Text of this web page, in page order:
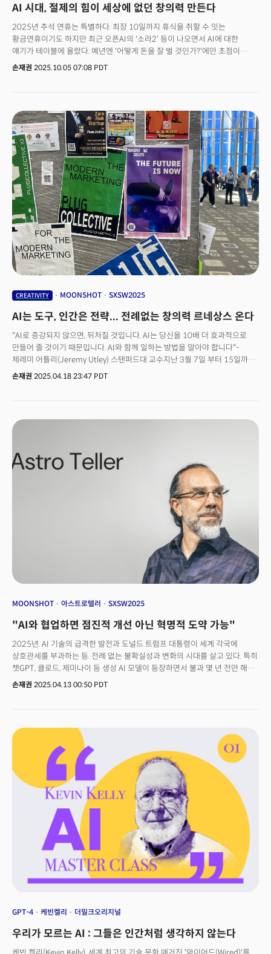
AI 시대, 절제의 힘이 세상에 없던 창의력 만든다
2025년 추석 연휴는 특별하다. 최장 10일까지 휴식을 취할 수 잇는
황금연휴이기도 하지만 최근 오픈AI의 '소라2' 등이 나오면서 AI에 대한
얘기가 테이블에 올랐다. 예년엔 '어떻게 돈을 잘 벌 것인가?'에만 초점이
맞춰졌다면 올해는 "챗GPT가 우리 아이 숙제를 다 해준다", "AI 때문에
어떻게 해야 할까? 인간과 AI는 어떻게 차별화될 수 있을까? 더밀크는 이
질문에 답하기 위해 세계적 뇌과학자로 떠오르고 있는 정누리 조지아공대
박사를 만났다. 정 박사는 지난 4월 과학계 최고 권위지인 네이처(Nature)
지에 "목표 특정적 해마 억제가 학습을 조절한다(Goal-specific
hippocampal inhibition gates learning)"는 논문을 발표, 큰 주목을 받았다.
네이처지는 "그의 연구가 뇌가 중요한 정보를 어떻게 선택적으로 기억하는지
그 메커니즘을 밝혀냈다"고 주목했다. 정 박사가 밝혀낸 뇌가 정보를
선택적으로 기억하는 기재의 핵심은 '억제'다. 뇌의 억제성 뉴런이 중요한
순간에 활동을 감소시키면서 오히려 그 순간에 대한 강한 기억이 형성된다는
것이다. 마치 음악에서 쉼표가 다음 악절을 더 돋보이게 하듯, 뇌는 '멈춤'을
통해 중요한 것을 선택한다. 이 발견은 단순히 쥐의 학습 메커니즘을 밝힌 것을
넘어, AI 시대 인간 고유의 능력이 무엇인지에 대한 근본적 통찰을 제공,
주목을 받고 있다. 더밀크와 정누리 교수와의 대담은 뇌과학 연구실을 넘어 AI
시대의 교육, 한국 사회의 구조적 한계, 그리고 미래 세대를 위한 대안까지
검색하지만, 인간의 뇌는 무엇이 중요한지를 선택한다. 그리고 이 선택 능력의
던지며, 다른 관점으로 전환하는 능력, 이것이 AI가 쉽게 따라할 수 없는 인간
고유의 창의성이다.하지만 챗GPT에 과도하게 의존하면 이 억제 능력이
약화될 수 있다. 특히 질문하지 않는 한국의 교육 문화와 AI 의존성이 결합될
때, 그 위험성은 배가된다. 순천에서 태어나 단신으로 미국 유학을 떠나
네이처급 과학자가 된 정누리 교수는 이제 '스파이 훈련소'라는 독특한
워크샵을 통해 억제의 힘을 훈련시키는 방법을 제시한다. 추석 연휴, 가족들과
손재권 2025.10.05 07:08 PDT
CREATIVITY MOONSHOT SXSW2025
AI는 도구, 인간은 전략... 전례없는 창의력 르네상스 온다
"AI로 증강되지 않으면, 뒤처질 것입니다. AI는 당신을 10배 더 효과적으로
만들어 줄 것이기 때문입니다. AI와 함께 일하는 방법을 알아야 합니다"-
제레미 어틀리(Jeremy Utley) 스탠퍼드대 교수지난 3월 7일 부터 15일까지
미 텍사스주 오스틴에서 열린 SXSW(사우스바이사우스웨스트)2025. 매년
및 기술) 부문이 추가되면서 SXSW는 음악뿐만 아니라 영화와 기술 분야까지
아우르는 종합 문화 축제로 성장했다. '기술 컨퍼런스(쇼케이스)'나 '뮤직
(2025년)도 새 스타트업, 독립 예술가, 유명 연예인, 기술 혁신가 등이
한자리에 모여 각 분야의 경계를 허물고 새로운 창의적 협업이 이루어지는
혁신의 장이었다. 여기에 코로나 팬데믹 이후엔 기술 중심의 미래를 예측하는
이벤트로 자리매김했다. 세계적으로 유명한 미래학자들과 기술 전문가들이
총출동한다. 에이미 웹 FTSG 대표, 스캇 갤러웨이 뉴욕대 교수 등이 다가올
혁신적 변화에 대해 인사이트를 제시했다. 특히 올해 SXSW에서는
오픈AI(챗GPT), 엔트로픽(클로드), 구글(제미나이), 퍼플릭시티 등
거대언어모델(LLM) 기술이 급격히 발전하고 있는 가운데 '인간의 역할'은
무엇이며 AI 시대에 '창의성'은 어떻게 발현되는가에 대한 논의가 집중적으로
제기됐다. 과거 SXSW가 기술 혁신 자체에 초점을 맞췄다면, 2025년
세션들은 기술이 인간 경험을 어떻게 변화시키는지에 방점을 찍었다던 것.
맞추는 것에 비해 SXSW2025에서는 ‘AI를 활용하는 인간’'에 대해 활발히
손재권 2025.04.18 23:47 PDT
MOONSHOT 아스트로텔러 SXSW2025
"AI와 협업하면 점진적 개선 아닌 혁명적 도약 가능"
2025년. AI 기술의 급격한 발전과 도널드 트럼프 대통령이 세계 각국에
상호관세를 부과하는 등. 전례 없는 불확실성과 변화의 시대를 살고 있다. 특히
챗GPT, 클로드, 제미나이 등 생성 AI 모델이 등장하면서 불과 몇 년 전만 해도
상상하기 어려웠던 일들이 현실이 되고 있다. AI는 우리의 일상과 업무 방식을
인간을 보내자'는 1960년대 케네디 대통령의 선언에서 영감을 받은 '문샷'은
불가능해 보이는 목표에 과감히 도전하는 혁신적인 프로젝트를 의미한다.
지난 10여년간 실리콘밸리 문화에 깊은 영향을 준 그의 문샷 씽킹은 점진적
개선(10% 향상)이 아닌 혁명적 도약(10배 향상)을 추구하는 사고방식이다.
2009년 구글의 자율주행차 프로젝트로 시작되어 현재 알파벳 산하의 독립
기업으로 성장한 '웨이모(Waymo)'. 지난 2013년 출시된 웨어러블 증강현실
(AR) 기기로 눈앞에 정보를 표시하며 음성 명령으로 제어할 수 있는 안경
형태의 디바이스인 구글 글래스(Google Glass). 드론을 활용한 상업적 배송
서비스 프로젝트로, 2014년에 시작되어 2019년 알파벳 산하의 독립 기업이
된 윙(Wing), 생명과학 연구와 헬스케어 기술 개발에 초점을 맞춘 기업으로,
2015년에 출범한 베릴리(Verily) 등이 대표적인 문샷 프로젝트로 꼽힌다.
그렇다면 AI 시대에 '문샷'은 어떤 의미를 지닐까? 문샷은 단순한 기술적
도전을 넘어 인류가 직면한 기후 변화, 질병, 불평등과 같은 복잡한 도전
과제들에 대한 근본적인 해결책을 모색하는 접근법이다. 이는 AI가 제공하는
적용할 수 있는지에 대한 철학적이고 실천적인 질문이 될 것이다. 더밀크는
문샷 프로젝트를 주도하고 책임져온 아스트로 텔러 CEO가 '문샷 팟캐스트'
론칭 기념 패널 토론에 참여하고 인터뷰했다. AI 기술 혁명 시대에 문샷
손재권 2025.04.13 00:50 PDT
GPT-4 케빈켈리 더밀크오리지널
우리가 모르는 AI : 그들은 인간처럼 생각하지 않는다